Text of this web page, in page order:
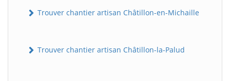
Trouver chantier artisan Châtillon-en-Michaille
Trouver chantier artisan Châtillon-la-Palud